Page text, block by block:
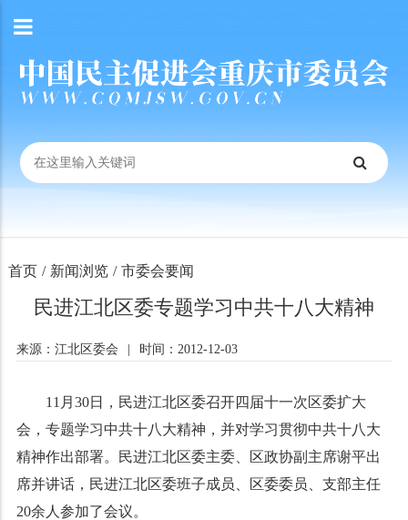
首页 / 新闻浏览 / 市委会要闻
民进江北区委专题学习中共十八大精神
来源：江北区委会 时间：2012-12-03
11 月 30日
，民进江北区委召开四届十一次区委扩大
会，专题学习中共十八大精神，并对学习贯彻中共十八大
精神作出部署。民进江北区委主委、区政协副主席谢平出
席并讲话，民进江北区委班子成员、区委委员、支部主任
20余人参加了会议。